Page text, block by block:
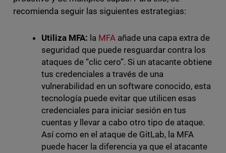
recomienda seguir las siguientes estrategias:
Utiliza MFA: la MFAañade una capa extra de
seguridad que puede resguardar contra los
ataques de “clic cero”. Si un atacante obtiene
tus credenciales a través de una
vulnerabilidad en un software conocido, esta
tecnología puede evitar que utilicen esas
credenciales para iniciar sesión en tus
cuentas y llevar a cabo otro tipo de ataque.
Así como en el ataque de GitLab, la MFA
puede hacer la diferencia ya que el atacante